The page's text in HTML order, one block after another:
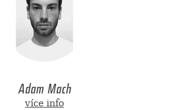
Adam Mach
více info